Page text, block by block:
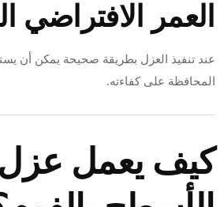
العمر الافتراضي
عند تنفيذ العزل بطريقة صحيحة يمكن أن
المحافظة على كفاءته.
كيف يعمل عزل